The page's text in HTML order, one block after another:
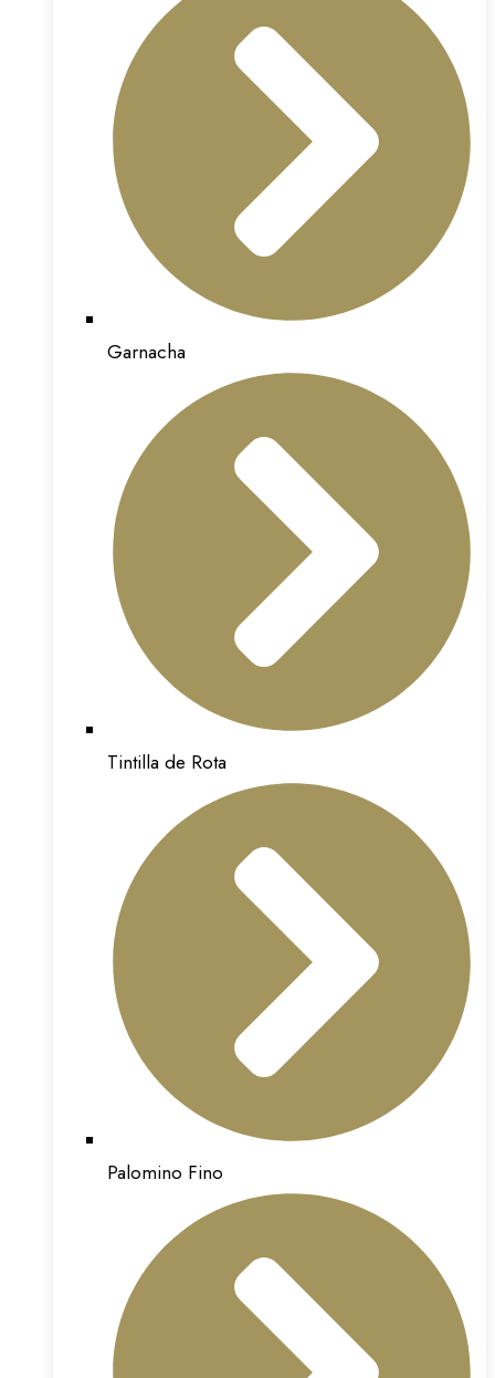
Garnacha
Tintilla de Rota
Palomino Fino